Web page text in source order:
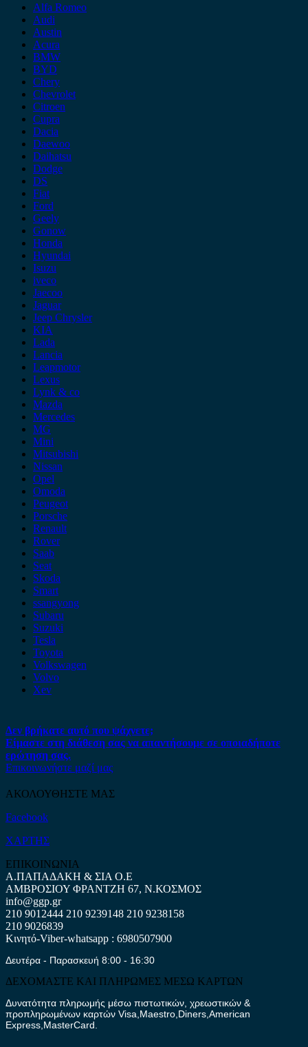
Alfa Romeo
Audi
Austin
Acura
BMW
BYD
Chery
Chevrolet
Citroen
Cupra
Dacia
Daewoo
Daihatsu
Dodge
DS
Fiat
Ford
Geely
Gonow
Honda
Hyundai
Isuzu
iveco
Jaecoo
Jaguar
Jeep Chrysler
KIA
Lada
Lancia
Leapmotor
Lexus
Lynk & co
Mazda
Mercedes
MG
Mini
Mitsubishi
Nissan
Opel
Omoda
Peugeot
Porsche
Renault
Rover
Saab
Seat
Skoda
Smart
ssangyong
Subaru
Suzuki
Tesla
Toyota
Volkswagen
Volvo
Xev
Δεν βρήκατε αυτό που ψάχνετε;
Είμαστε στη διάθεση σας να απαντήσουμε σε οποιαδήποτε
ερώτηση σας.
Επικοινωνήστε μαζί μας
ΑΚΟΛΟΥΘΗΣΤΕ ΜΑΣ
Facebook
ΧΑΡΤΗΣ
ΕΠΙΚΟΙΝΩΝΙΑ
Α.ΠΑΠΑΔΑΚΗ & ΣΙΑ Ο.Ε
ΑΜΒΡΟΣΙΟΥ ΦΡΑΝΤΖΗ 67, Ν.ΚΟΣΜΟΣ
info@ggp.gr
210 9012444 210 9239148 210 9238158
210 9026839
Κινητό-Viber-whatsapp : 6980507900
Δευτέρα - Παρασκευή 8:00 - 16:30
ΔΕΧΟΜΑΣΤΕ ΚΑΙ ΠΛΗΡΩΜΕΣ ΜΕΣΩ ΚΑΡΤΩΝ
Δυνατότητα πληρωμής μέσω πιστωτικών, χρεωστικών &
προπληρωμένων καρτών Visa,Maestro,Diners,American
Express,MasterCard.